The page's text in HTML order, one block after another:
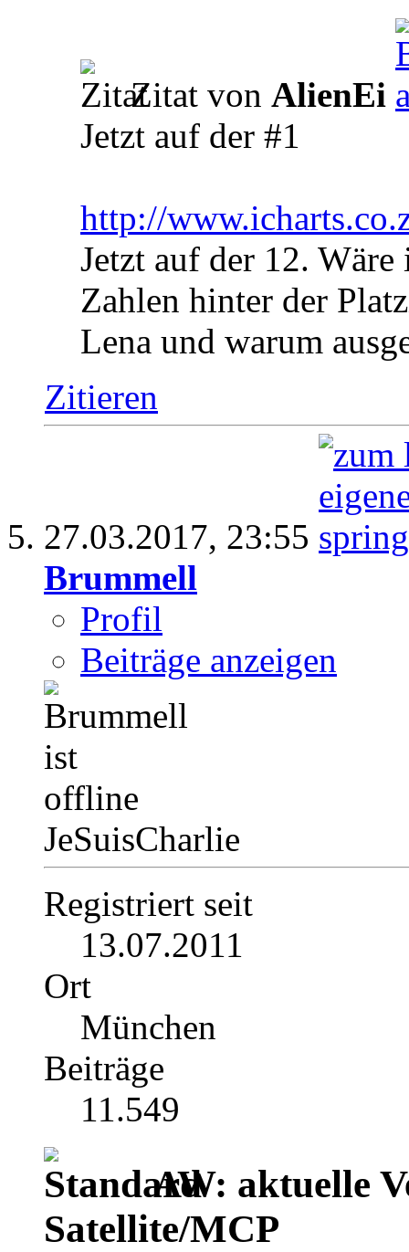
Zitat von AlienEi
Jetzt auf der #1
http://
Jetzt auf der 12.
Zahlen hinter der
Lena und warum
Zitieren
27.03.2017, 23:55
Brummell
Profil
Beiträge anzeigen
JeSuisCharlie
Registriert seit
13.07.2011
Ort
München
Beiträge
11.549
AW: aktuelle
Satellite/MCP